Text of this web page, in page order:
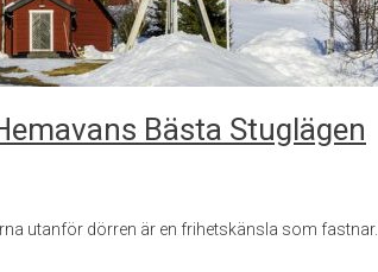
Bästa Stuglägen
utanför dörren är en frihetskänsla som fastnar. I